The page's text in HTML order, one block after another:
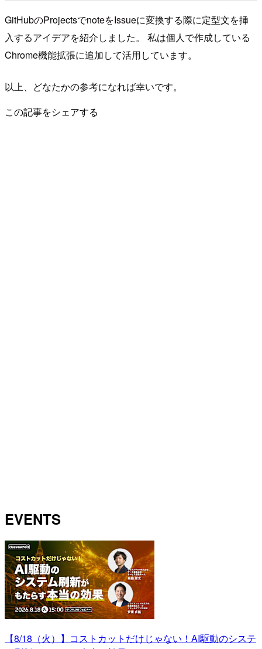
GitHubのProjectsでnoteをIssueに変換する際に定型文を挿
入するアイデアを紹介しました。 私は個人で作成している
Chrome機能拡張に追加して活用しています。
以上、どなたかの参考になれば幸いです。
この記事をシェアする
EVENTS
【8/18（火）】コストカットだけじゃない！AI駆動のシステ